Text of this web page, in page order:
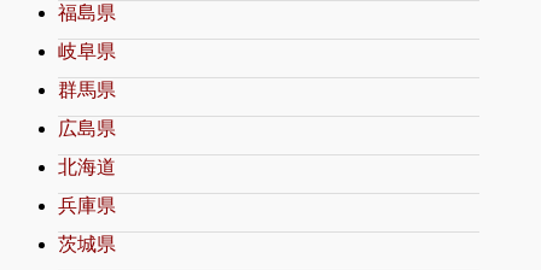
福島県
岐阜県
群馬県
広島県
北海道
兵庫県
茨城県